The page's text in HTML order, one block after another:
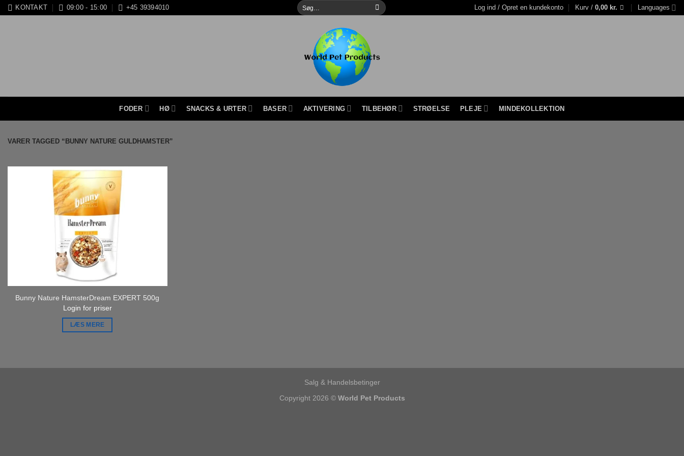
FortsætKONTAKT 09:00 - 15:00 +45 39394010
Søg
efter:
Log ind / Opret en kundekonto Kurv / 0,00 kr. Languages
FODER HØ SNACKS & URTER BASER AKTIVERING TILBEHØR STRØELSE PLEJE MINDEKOLLEKTION
VARER TAGGED “BUNNY NATURE GULDHAMSTER”
Bunny Nature HamsterDream EXPERT 500g
Login for priser
LÆS MERE
Salg & Handelsbetinger
Copyright 2026 © World Pet Products